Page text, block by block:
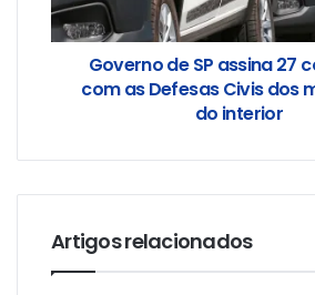
Governo de SP assina 27
com as Defesas Civis dos
do interior
Artigos relacionados